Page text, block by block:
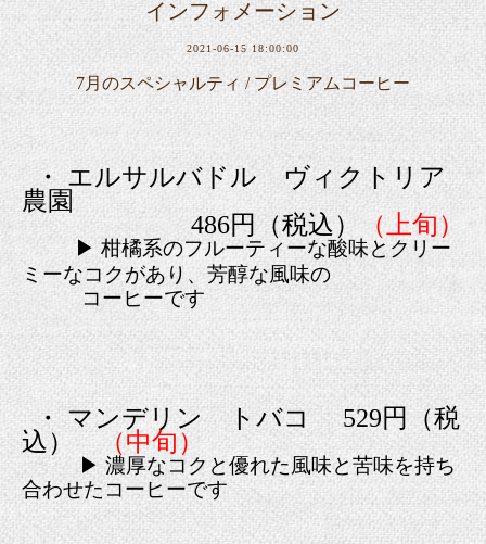
インフォメーション
2021-06-15 18:00:00
7月のスペシャルティ / プレミアムコーヒー
・ エルサルバドル ヴィクトリア
農園
486円（税込）
（上旬）
▶ 柑橘系のフルーティーな酸味とクリー
ミーなコクがあり、芳醇な風味の
コーヒーです
・ マンデリン トバコ 529円（税
込）
（中旬）
▶ 濃厚なコクと優れた風味と苦味を持ち
合わせたコーヒーです